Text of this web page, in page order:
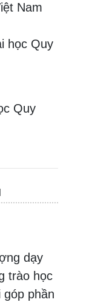
Nam
học Quy
Quy
dạy
trào học
phần